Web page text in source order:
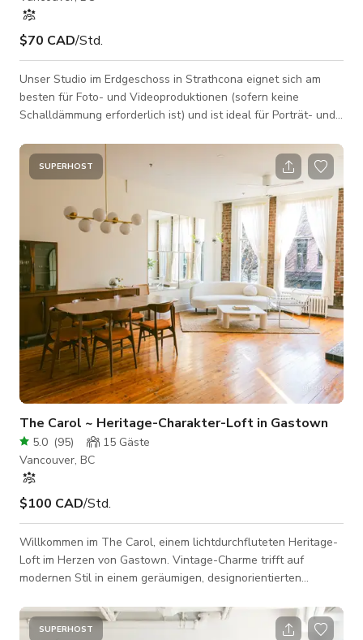
$70 CAD/Std.
Unser Studio im Erdgeschoss in Strathcona eignet sich am
besten für Foto- und Videoproduktionen (sofern keine
Schalldämmung erforderlich ist) und ist ideal für Porträt- und
eine Wand mit nach Süden ausgerichteten Fenstern mit viel
natürlichem Licht und Jalousien, die heruntergezogen werden
können, um das Licht zu filtern - eine 10 Fuß breite x 8 Fuß
hohe bewegliche Wand, die auch als Hintergrund dient
(Sperrholz auf der einen Seite,
SUPERHOST
The Carol ~ Heritage-Charakter-Loft in Gastown
5.0 (95) 15 Gäste
Vancouver, BC
$100 CAD/Std.
Willkommen im The Carol, einem lichtdurchfluteten Heritage-
Loft im Herzen von Gastown. Vintage-Charme trifft auf
modernen Stil in einem geräumigen, designorientierten
intime Zusammenkünfte. Hohe Decken, große Fenster,
restauriertes Backsteinmauerwerk und originale
SUPERHOST